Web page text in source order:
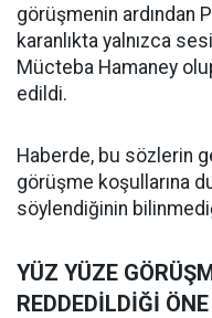
görüşmenin ardından
karanlıkta yalnızca
Mücteba Hamaney
edildi.
Haberde, bu sözlerin
görüşme koşullarına
söylendiğinin
YÜZ YÜZE
REDDEDİLDİĞİ